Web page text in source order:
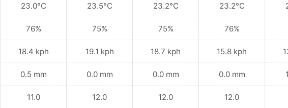
23.0°C
76%
18.4 kph
0.5 mm
11.0
23.5°C
75%
19.1 kph
0.0 mm
12.0
23.2°C
75%
18.7 kph
0.0 mm
12.0
23.2°C
76%
15.8 kph
0.0 mm
12.0